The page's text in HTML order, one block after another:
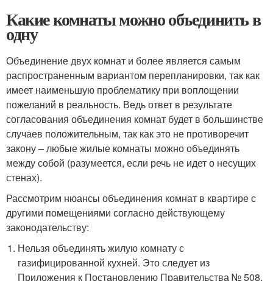
Какие комнаты можно объединить в
одну
Объединение двух комнат и более является самым
распространенным вариантом перепланировки, так как
имеет наименьшую проблематику при воплощении
пожеланий в реальность. Ведь ответ в результате
согласования объединения комнат будет в большинстве
случаев положительным, так как это не противоречит
закону – любые жилые комнаты можно объединять
между собой (разумеется, если речь не идет о несущих
стенах).
Рассмотрим нюансы объединения комнат в квартире с
другими помещениями согласно действующему
законодательству:
Нельзя объединять жилую комнату с
газифицированной кухней. Это следует из
Приложения к Постановлению Правительства № 508,